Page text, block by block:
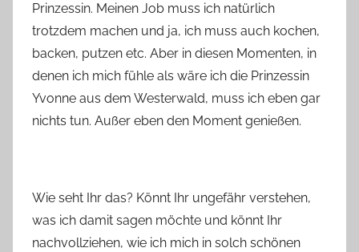
Prinzessin. Meinen Job muss ich natürlich
trotzdem machen und ja, ich muss auch kochen,
backen, putzen etc. Aber in diesen Momenten, in
denen ich mich fühle als wäre ich die Prinzessin
Yvonne aus dem Westerwald, muss ich eben gar
nichts tun. Außer eben den Moment genießen.
Wie seht Ihr das? Könnt Ihr ungefähr verstehen,
was ich damit sagen möchte und könnt Ihr
nachvollziehen, wie ich mich in solch schönen